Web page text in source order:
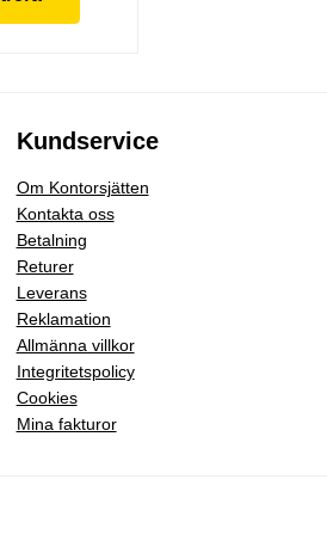
Kundservice
Om Kontorsjätten
Kontakta oss
Betalning
Returer
Leverans
Reklamation
Allmänna villkor
Integritetspolicy
Cookies
Mina fakturor